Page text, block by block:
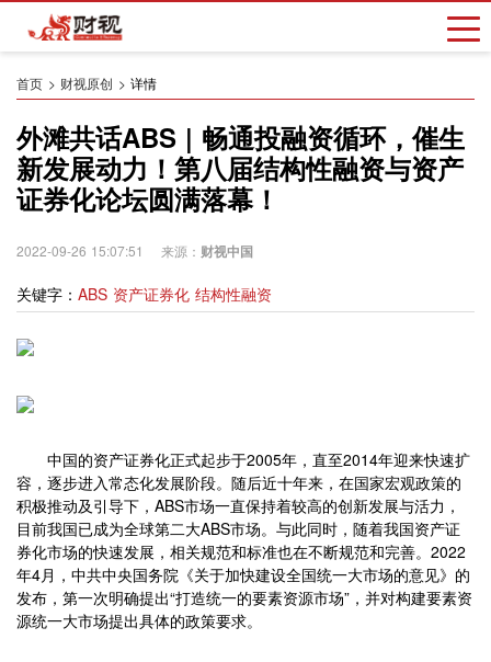
首页 财视原创 详情
外滩共话ABS | 畅通投融资循环，催生
新发展动力！第八届结构性融资与资产
证券化论坛圆满落幕！
2022-09-26 15:07:51 来源： 财视中国
关键字： ABS 资产证券化 结构性融资
中国的资产证券化正式起步于2005年，直至2014年迎来快速扩
容，逐步进入常态化发展阶段。随后近十年来，在国家宏观政策的
积极推动及引导下，ABS市场一直保持着较高的创新发展与活力，
目前我国已成为全球第二大ABS市场。 与此同时，随着我国资产证
券化市场的快速发展，相关规范和标准也在不断规范和完善。2022
年4月，中共中央国务院《关于加快建设全国统一大市场的意见》的
发布，第一次明确提出“打造统一的要素资源市场”，并对构建要素资
源统一大市场提出具体的政策要求。